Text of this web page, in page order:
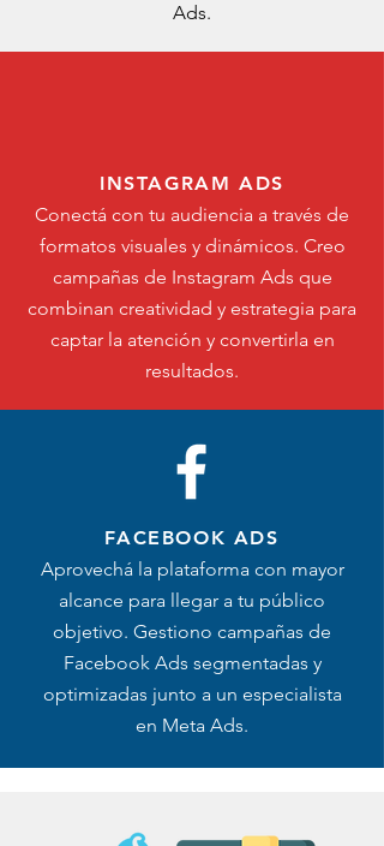
Ads.
INSTAGRAM ADS
Conectá con tu audiencia a través de
formatos visuales y dinámicos. Creo
campañas de Instagram Ads que
combinan creatividad y estrategia para
captar la atención y convertirla en
resultados.
FACEBOOK ADS
Aprovechá la plataforma con mayor
alcance para llegar a tu público
objetivo. Gestiono campañas de
Facebook Ads segmentadas y
optimizadas junto a un especialista
en Meta Ads.